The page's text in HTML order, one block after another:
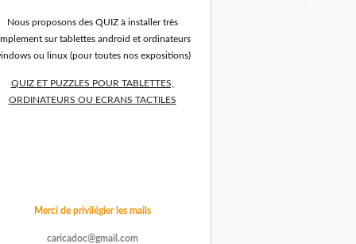
Nous proposons des QUIZ à installer très
sur tablettes android et ordinateurs
ou linux (pour toutes nos expositions)
QUIZ ET PUZZLES POUR TABLETTES,
ORDINATEURS OU ECRANS TACTILES
Merci de privilégier les mails
caricadoc@gmail.com